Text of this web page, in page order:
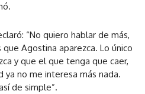
“No quiero hablar de más,
Agostina aparezca. Lo único
y que el que tenga que caer,
ya no me interesa más nada.
de simple”.